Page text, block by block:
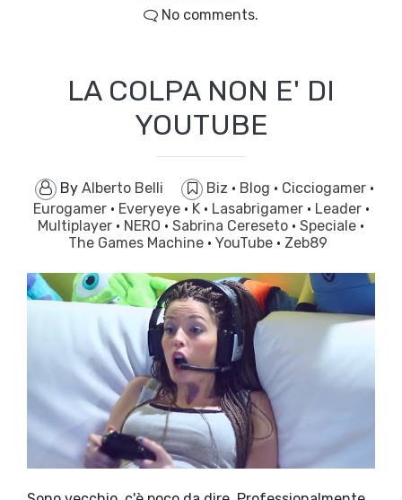
No comments.
LA COLPA NON E' DI
YOUTUBE
By Alberto Belli Biz · Blog · Cicciogamer ·
Eurogamer · Everyeye · K · Lasabrigamer · Leader ·
Multiplayer · NERO · Sabrina Cereseto · Speciale ·
The Games Machine · YouTube · Zeb89